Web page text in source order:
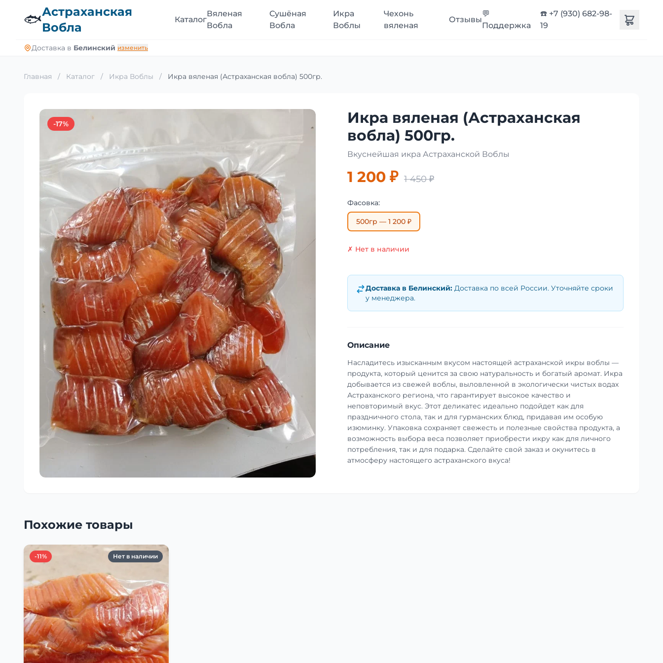
🐟Астраханская
Вобла
Каталог
Вяленая
Вобла
Сушёная
Вобла
Икра
Воблы
Чехонь
вяленая
Отзывы
💬
Поддержка
☎️ +7 (930) 682-98-
19
Доставка в Белинский изменить
Главная / Каталог / Икра Воблы / Икра вяленая (Астраханская вобла) 500гр.
-17%
Икра вяленая (Астраханская
вобла) 500гр.
Вкуснейшая икра Астраханской Воблы
1 200 ₽ 1 450 ₽
Фасовка:
500гр — 1 200 ₽
✗ Нет в наличии
Доставка в Белинский: Доставка по всей России. Уточняйте сроки
у менеджера.
Описание
Насладитесь изысканным вкусом настоящей астраханской икры воблы —
продукта, который ценится за свою натуральность и богатый аромат. Икра
добывается из свежей воблы, выловленной в экологически чистых водах
Астраханского региона, что гарантирует высокое качество и
неповторимый вкус. Этот деликатес идеально подойдет как для
праздничного стола, так и для гурманских блюд, придавая им особую
изюминку. Упаковка сохраняет свежесть и полезные свойства продукта, а
возможность выбора веса позволяет приобрести икру как для личного
потребления, так и для подарка. Сделайте свой заказ и окунитесь в
атмосферу настоящего астраханского вкуса!
Похожие товары
-11% Нет в наличии